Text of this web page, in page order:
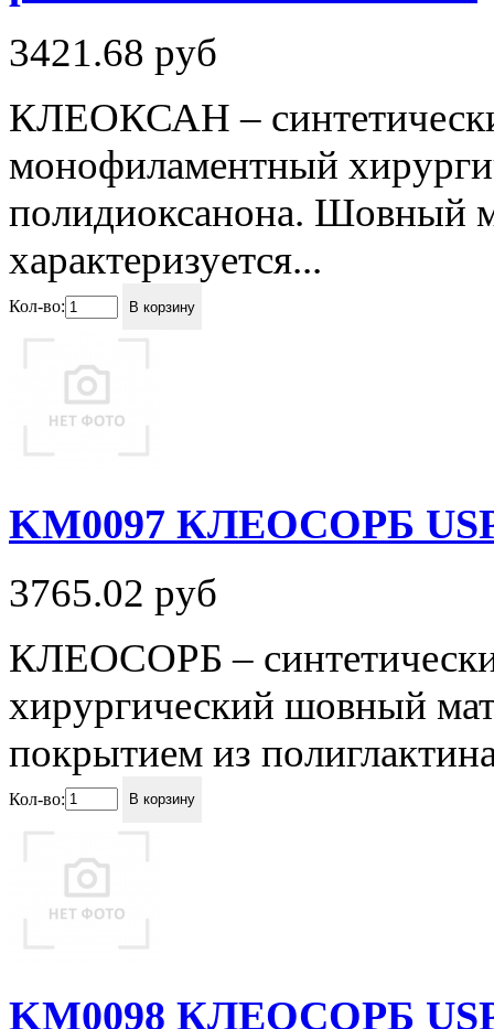
3421.68 руб
КЛЕОКСАН –
монофиламентный
полидиоксанона.
характеризуется...
Кол-во: В корзину
KM0097 КЛЕОСОРБ
3765.02 руб
КЛЕОСОРБ –
хирургический шовный
покрытием из
Кол-во: В корзину
KM0098 КЛЕОСОРБ